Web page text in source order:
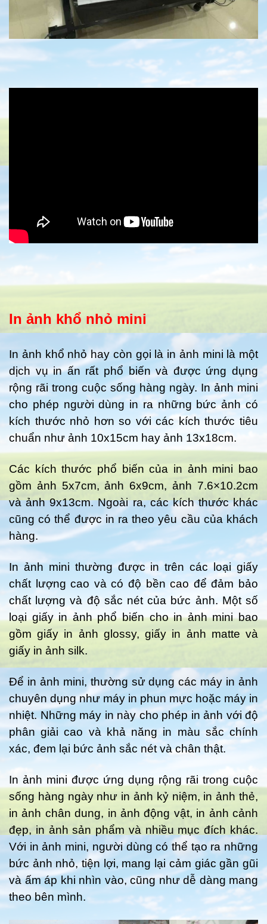
In ảnh khổ nhỏ mini
In ảnh khổ nhỏ hay còn gọi là in ảnh mini là một
dịch vụ in ấn rất phổ biến và được ứng dụng
rộng rãi trong cuộc sống hàng ngày. In ảnh mini
cho phép người dùng in ra những bức ảnh có
kích thước nhỏ hơn so với các kích thước tiêu
chuẩn như ảnh 10x15cm hay ảnh 13x18cm.
Các kích thước phổ biến của in ảnh mini bao
gồm ảnh 5x7cm, ảnh 6x9cm, ảnh 7.6×10.2cm
và ảnh 9x13cm. Ngoài ra, các kích thước khác
cũng có thể được in ra theo yêu cầu của khách
hàng.
In ảnh mini thường được in trên các loại giấy
chất lượng cao và có độ bền cao để đảm bảo
chất lượng và độ sắc nét của bức ảnh. Một số
loại giấy in ảnh phổ biến cho in ảnh mini bao
gồm giấy in ảnh glossy, giấy in ảnh matte và
giấy in ảnh silk.
Để in ảnh mini, thường sử dụng các máy in ảnh
chuyên dụng như máy in phun mực hoặc máy in
nhiệt. Những máy in này cho phép in ảnh với độ
phân giải cao và khả năng in màu sắc chính
xác, đem lại bức ảnh sắc nét và chân thật.
In ảnh mini được ứng dụng rộng rãi trong cuộc
sống hàng ngày như in ảnh kỷ niệm, in ảnh thẻ,
in ảnh chân dung, in ảnh động vật, in ảnh cảnh
đẹp, in ảnh sản phẩm và nhiều mục đích khác.
Với in ảnh mini, người dùng có thể tạo ra những
bức ảnh nhỏ, tiện lợi, mang lại cảm giác gần gũi
và ấm áp khi nhìn vào, cũng như dễ dàng mang
theo bên mình.